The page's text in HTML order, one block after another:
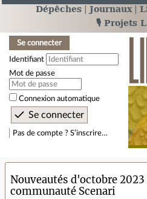
Dépêches Journaux
🎙️ Projets
Se connecter
Identifiant
Mot de passe
Connexion automatique
Pas de compte ? S’inscrire…
Nouveautés d'octobre 2023
communauté Scenari